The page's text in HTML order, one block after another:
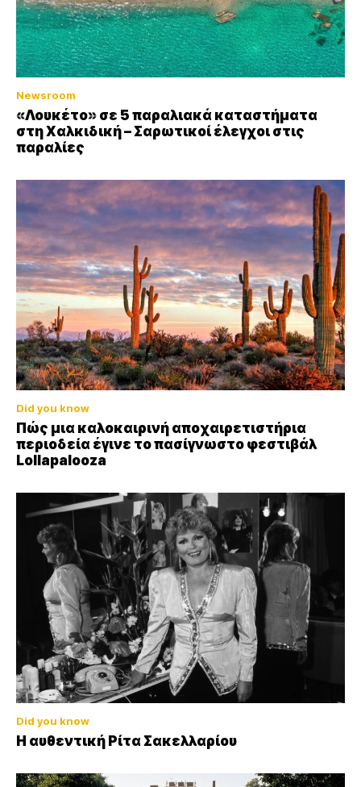
Newsroom
«Λουκέτο» σε 5 παραλιακά καταστήματα
στη Χαλκιδική – Σαρωτικοί έλεγχοι στις
παραλίες
Did you know
Πώς μια καλοκαιρινή αποχαιρετιστήρια
περιοδεία έγινε το πασίγνωστο φεστιβάλ
Lollapalooza
Did you know
Η αυθεντική Ρίτα Σακελλαρίου